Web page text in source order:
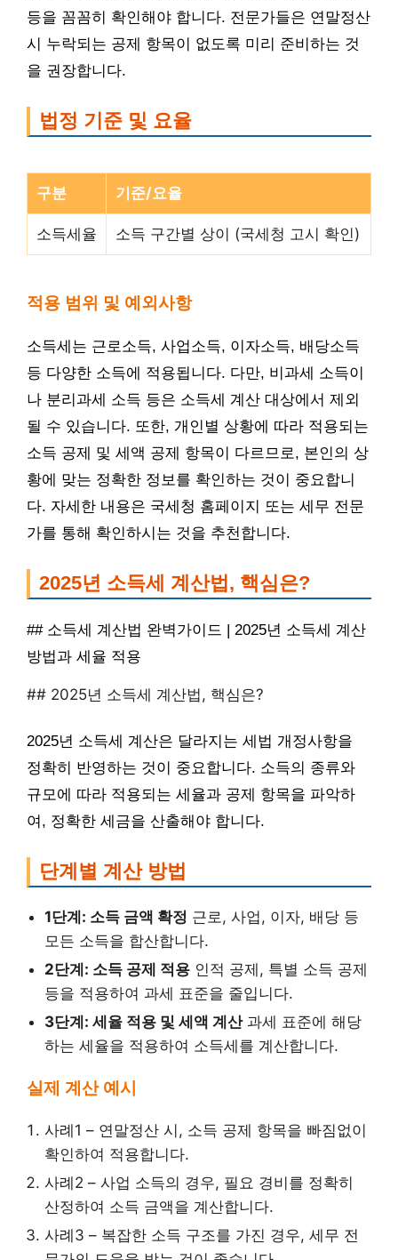
등을 꼼꼼히 확인해야 합니다. 전문가들은 연말정산
시 누락되는 공제 항목이 없도록 미리 준비하는 것
을 권장합니다.
법정 기준 및 요율
구분 기준/요율
소득세율 소득 구간별 상이 (국세청 고시 확인)
적용 범위 및 예외사항
소득세는 근로소득, 사업소득, 이자소득, 배당소득
등 다양한 소득에 적용됩니다. 다만, 비과세 소득이
나 분리과세 소득 등은 소득세 계산 대상에서 제외
될 수 있습니다. 또한, 개인별 상황에 따라 적용되는
소득 공제 및 세액 공제 항목이 다르므로, 본인의 상
황에 맞는 정확한 정보를 확인하는 것이 중요합니
다. 자세한 내용은 국세청 홈페이지 또는 세무 전문
가를 통해 확인하시는 것을 추천합니다.
2025년 소득세 계산법, 핵심은?
## 소득세 계산법 완벽가이드 | 2025년 소득세 계산
방법과 세율 적용
## 2025년 소득세 계산법, 핵심은?
2025년 소득세 계산은 달라지는 세법 개정사항을
정확히 반영하는 것이 중요합니다. 소득의 종류와
규모에 따라 적용되는 세율과 공제 항목을 파악하
여, 정확한 세금을 산출해야 합니다.
단계별 계산 방법
1단계: 소득 금액 확정 근로, 사업, 이자, 배당 등
모든 소득을 합산합니다.
2단계: 소득 공제 적용 인적 공제, 특별 소득 공제
등을 적용하여 과세 표준을 줄입니다.
3단계: 세율 적용 및 세액 계산과세 표준에 해당
하는 세율을 적용하여 소득세를 계산합니다.
실제 계산 예시
사례1 – 연말정산 시, 소득 공제 항목을 빠짐없이
확인하여 적용합니다.
사례2 – 사업 소득의 경우, 필요 경비를 정확히
산정하여 소득 금액을 계산합니다.
사례3 – 복잡한 소득 구조를 가진 경우, 세무 전